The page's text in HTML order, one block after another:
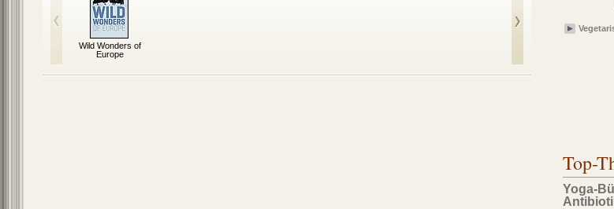
Wild Wonders of
Europe
Top-
Yoga-